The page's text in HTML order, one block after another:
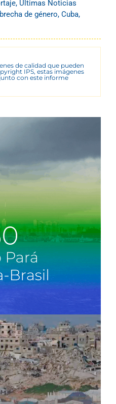
, Últimas Noticias
brecha de género, Cuba,
de calidad que pueden
IPS, estas imágenes
con este informe